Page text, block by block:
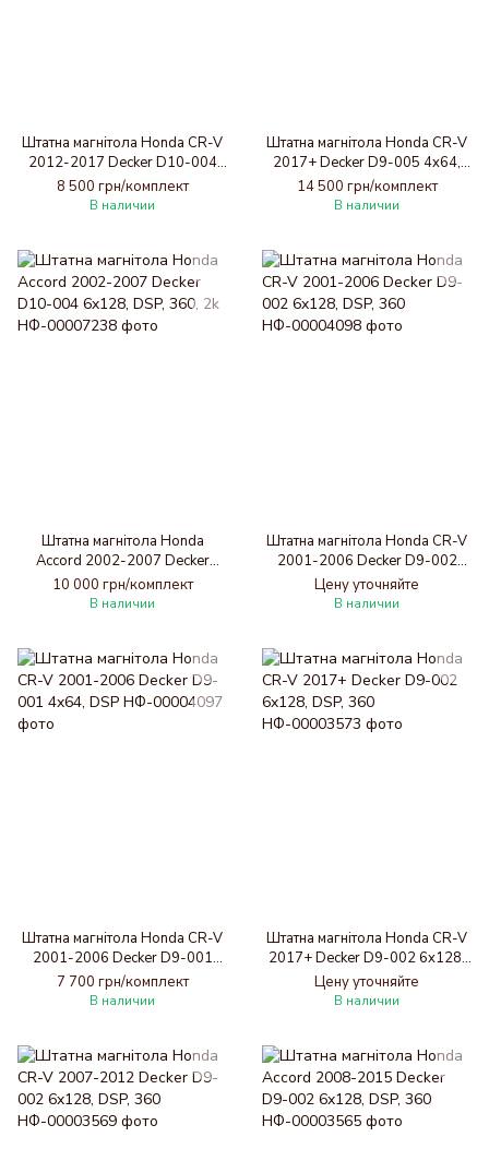
Штатна магнітола Honda CR-V
2012-2017 Decker D10-004
6x128, DSP, 360, 2k
8 500 грн/комплект
В наличии
Штатна магнітола Honda CR-V
2017+ Decker D9-005 4x64,
DSP, 360, 4G, 2k
14 500 грн/комплект
В наличии
Штатна магнітола Honda
Accord 2002-2007 Decker
D10-004 6x128, DSP, 360, 2k
10 000 грн/комплект
В наличии
Штатна магнітола Honda CR-V
2001-2006 Decker D9-002
6x128, DSP, 360
Цену уточняйте
В наличии
Штатна магнітола Honda CR-V
2001-2006 Decker D9-001
4x64, DSP
7 700 грн/комплект
В наличии
Штатна магнітола Honda CR-V
2017+ Decker D9-002 6x128,
DSP, 360
Цену уточняйте
В наличии